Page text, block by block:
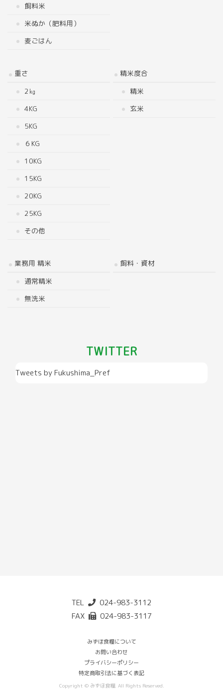
飼料米
米ぬか（肥料用）
麦ごはん
重さ
2㎏
4KG
5KG
６KG
10KG
15KG
20KG
25KG
その他
精米度合
精米
玄米
業務用 精米
通常精米
無洗米
飼料・資材
TWITTER
Tweets by Fukushima_Pref
TEL
024-983-3112
FAX
024-983-3117
みずほ食糧について
お問い合わせ
プライバシーポリシー
特定商取引法に基づく表記
Copyright © みずほ食糧. All Rights Reserved.